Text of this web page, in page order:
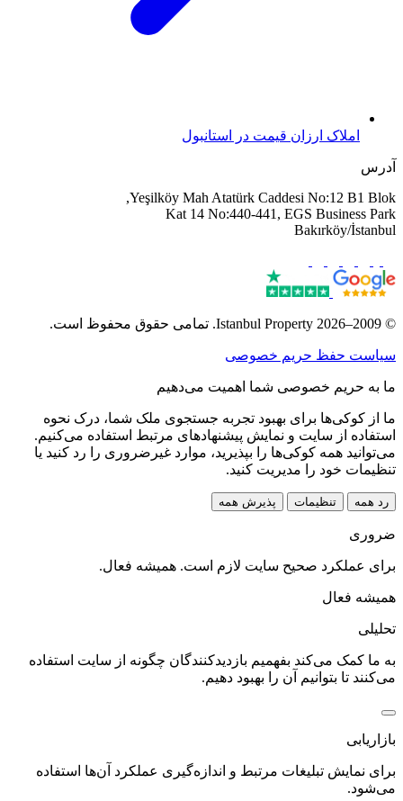
املاک ارزان قیمت در استانبول
آدرس
Yeşilköy Mah Atatürk Caddesi No:12 B1 Blok,
Kat 14 No:440-441, EGS Business Park
Bakırköy/İstanbul
© 2009–2026 Istanbul Property. تمامی حقوق محفوظ است.
سیاست حفظ حریم خصوصی
ما به حریم خصوصی شما اهمیت می‌دهیم
ما از کوکی‌ها برای بهبود تجربه جستجوی ملک شما، درک نحوه
استفاده از سایت و نمایش پیشنهادهای مرتبط استفاده می‌کنیم.
می‌توانید همه کوکی‌ها را بپذیرید، موارد غیرضروری را رد کنید یا
تنظیمات خود را مدیریت کنید.
رد همه تنظیمات پذیرش همه
ضروری
برای عملکرد صحیح سایت لازم است. همیشه فعال.
همیشه فعال
تحلیلی
به ما کمک می‌کند بفهمیم بازدیدکنندگان چگونه از سایت استفاده
می‌کنند تا بتوانیم آن را بهبود دهیم.
بازاریابی
برای نمایش تبلیغات مرتبط و اندازه‌گیری عملکرد آن‌ها استفاده
می‌شود.